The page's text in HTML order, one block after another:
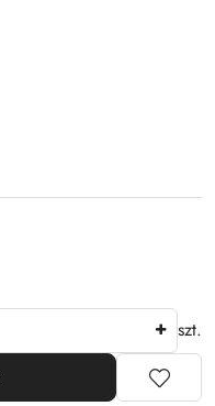
szt.